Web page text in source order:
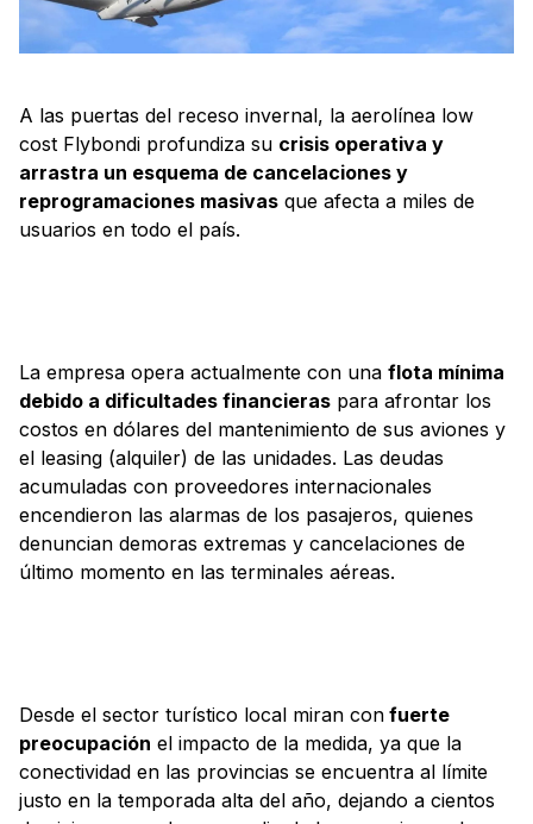
A las puertas del receso invernal, la aerolínea low
cost Flybondi profundiza su crisis operativa y
arrastra un esquema de cancelaciones y
reprogramaciones masivas que afecta a miles de
usuarios en todo el país.
La empresa opera actualmente con una flota mínima
debido a dificultades financieras para afrontar los
costos en dólares del mantenimiento de sus aviones y
el leasing (alquiler) de las unidades. Las deudas
acumuladas con proveedores internacionales
encendieron las alarmas de los pasajeros, quienes
denuncian demoras extremas y cancelaciones de
último momento en las terminales aéreas.
Desde el sector turístico local miran con fuerte
preocupación el impacto de la medida, ya que la
conectividad en las provincias se encuentra al límite
justo en la temporada alta del año, dejando a cientos